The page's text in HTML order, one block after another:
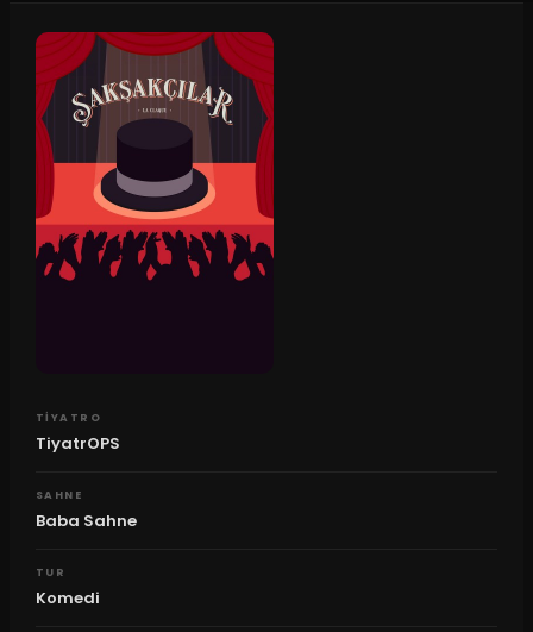
TIYATRO
TiyatrOPS
SAHNE
Baba Sahne
TUR
Komedi